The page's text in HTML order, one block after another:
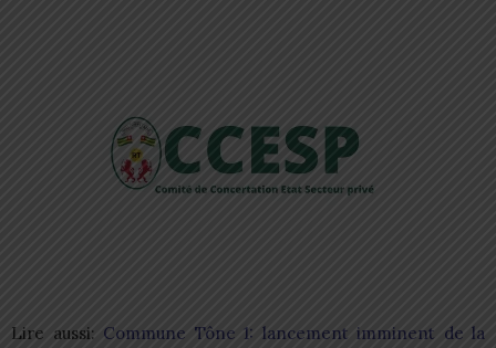
Lire aussi: Commune Tône 1: lancement imminent de la